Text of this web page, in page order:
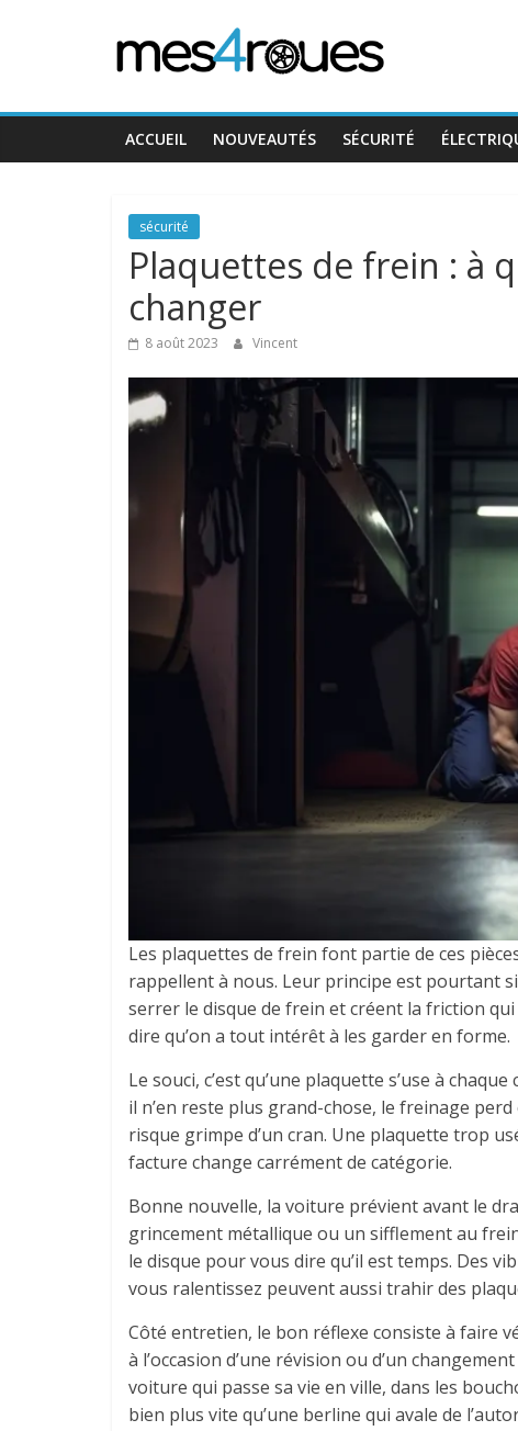
Mes4Roues
ACCUEIL NOUVEAUTÉS SÉCURITÉ
sécurité
Plaquettes de frein : à
changer
8 août 2023 Vincent
Les plaquettes de frein font partie de ces
rappellent à nous. Leur principe est pourtant
serrer le disque de frein et créent la friction
dire qu’on a tout intérêt à les garder en forme.
Le souci, c’est qu’une plaquette s’use à
il n’en reste plus grand-chose, le freinage
risque grimpe d’un cran. Une plaquette trop
facture change carrément de catégorie.
Bonne nouvelle, la voiture prévient avant le
grincement métallique ou un sifflement au
le disque pour vous dire qu’il est temps. Des
vous ralentissez peuvent aussi trahir des
Côté entretien, le bon réflexe consiste à faire
à l’occasion d’une révision ou d’un
voiture qui passe sa vie en ville, dans les
bien plus vite qu’une berline qui avale de